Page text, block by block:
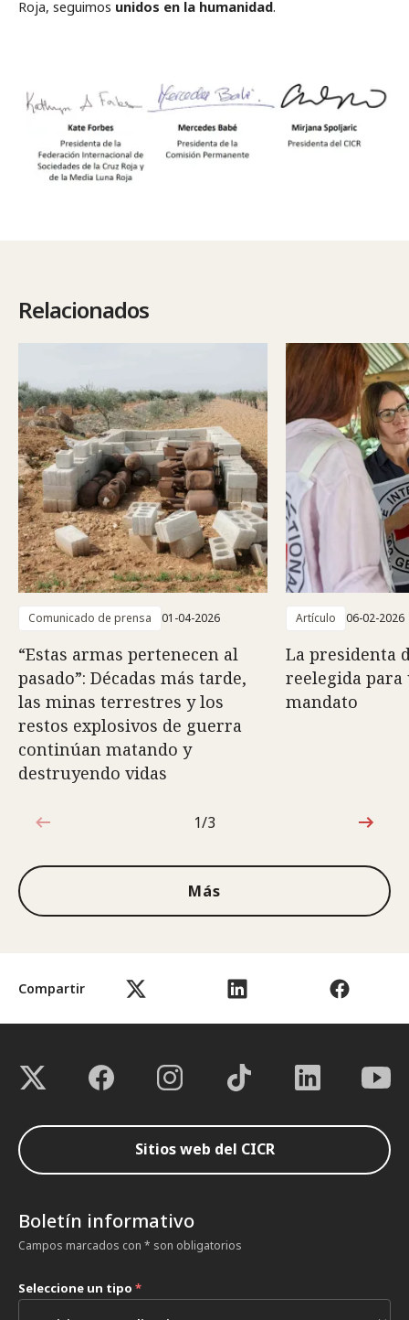
Compartir
Roja, seguimos unidos en la humanidad.
Relacionados
Comunicado de prensa 01-04-2026
“Estas armas pertenecen al
pasado”: Décadas más tarde,
las minas terrestres y los
restos explosivos de guerra
continúan matando y
destruyendo vidas
Artículo 06-02-2026
La presidenta
reelegida para
mandato
1de3
1/3
Más
Sitios web del CICR
Boletín informativo
Campos marcados con * son obligatorios
Seleccione un tipo *